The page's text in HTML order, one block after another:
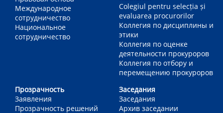
Международное
сотрудничество
Национальное
сотрудничество
Colegiul pentru selecția și
evaluarea procurorilor
Коллегия по дисциплины и
этики
Коллегия по оценке
деятельности прокуроров
Коллегия по отбору и
перемещению прокуроров
Прозрачность
Заявления
Прозрачность решений
Заседания
Заседания
Архив заседании